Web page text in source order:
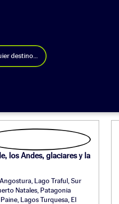
destino...
los Andes, glaciares y la
Lago Traful, Sur
Natales, Patagonia
Lagos Turquesa, El